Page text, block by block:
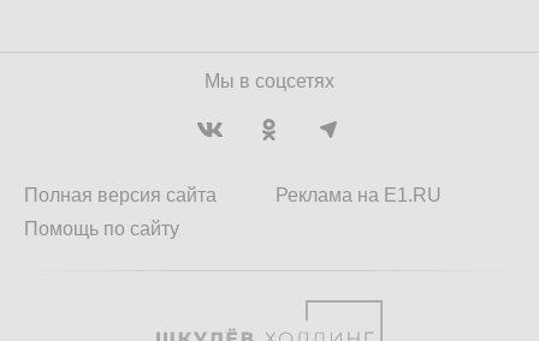
Мы в соцсетях
Полная версия сайта
Помощь по сайту
Реклама на E1.RU